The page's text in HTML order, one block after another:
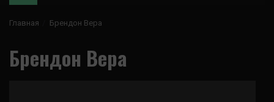
Главная Брендон Вера
Брендон Вера